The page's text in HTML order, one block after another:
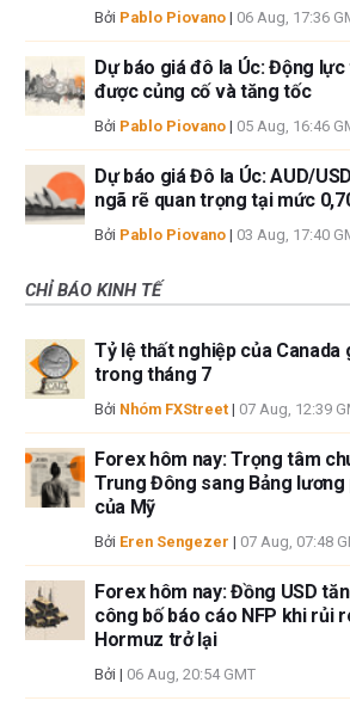
Bởi Pablo Piovano | 06 Aug, 17:36
Dự báo giá đô la Úc: Động
được củng cố và tăng tốc
Bởi Pablo Piovano | 05 Aug, 16:46
Dự báo giá Đô la Úc: AUD/
ngã rẽ quan trọng tại mức
Bởi Pablo Piovano | 03 Aug, 17:40
CHỈ BÁO KINH TẾ
Tỷ lệ thất nghiệp của Canada
trong tháng 7
Bởi Nhóm FXStreet | 07 Aug, 12:39
Forex hôm nay: Trọng tâm
Trung Đông sang Bảng lương
của Mỹ
Bởi Eren Sengezer | 07 Aug, 07:48
Forex hôm nay: Đồng USD
công bố báo cáo NFP khi rủi
Hormuz trở lại
Bởi | 06 Aug, 20:54 GMT